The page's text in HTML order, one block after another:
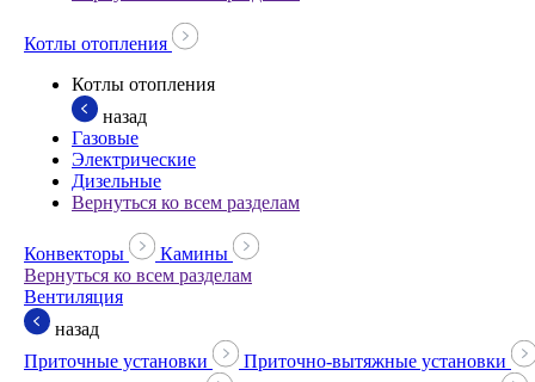
Котлы отопления
Котлы отопления
назад
Газовые
Электрические
Дизельные
Вернуться ко всем разделам
Конвекторы
Камины
Вернуться ко всем разделам
Вентиляция
назад
Приточные установки
Приточно-вытяжные установки